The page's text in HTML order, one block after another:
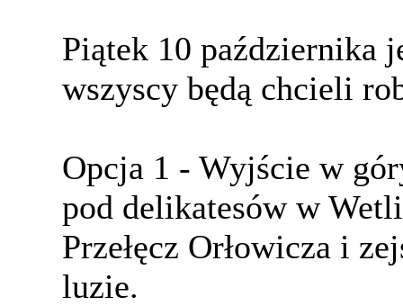
Piątek 10 października
wszyscy będą chcieli
Opcja 1 - Wyjście w
pod delikatesów w
Przełęcz Orłowicza i
luzie.